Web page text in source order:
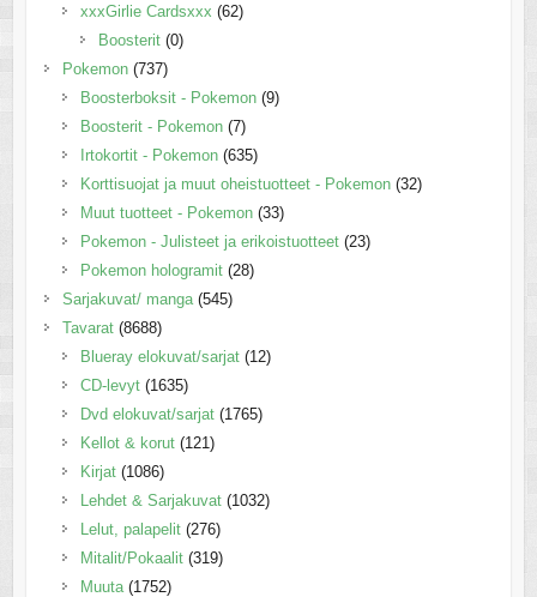
xxxGirlie Cardsxxx (62)
Boosterit (0)
Pokemon (737)
Boosterboksit - Pokemon (9)
Boosterit - Pokemon (7)
Irtokortit - Pokemon (635)
Korttisuojat ja muut oheistuotteet - Pokemon (32)
Muut tuotteet - Pokemon (33)
Pokemon - Julisteet ja erikoistuotteet (23)
Pokemon hologramit (28)
Sarjakuvat/ manga (545)
Tavarat (8688)
Blueray elokuvat/sarjat (12)
CD-levyt (1635)
Dvd elokuvat/sarjat (1765)
Kellot & korut (121)
Kirjat (1086)
Lehdet & Sarjakuvat (1032)
Lelut, palapelit (276)
Mitalit/Pokaalit (319)
Muuta (1752)